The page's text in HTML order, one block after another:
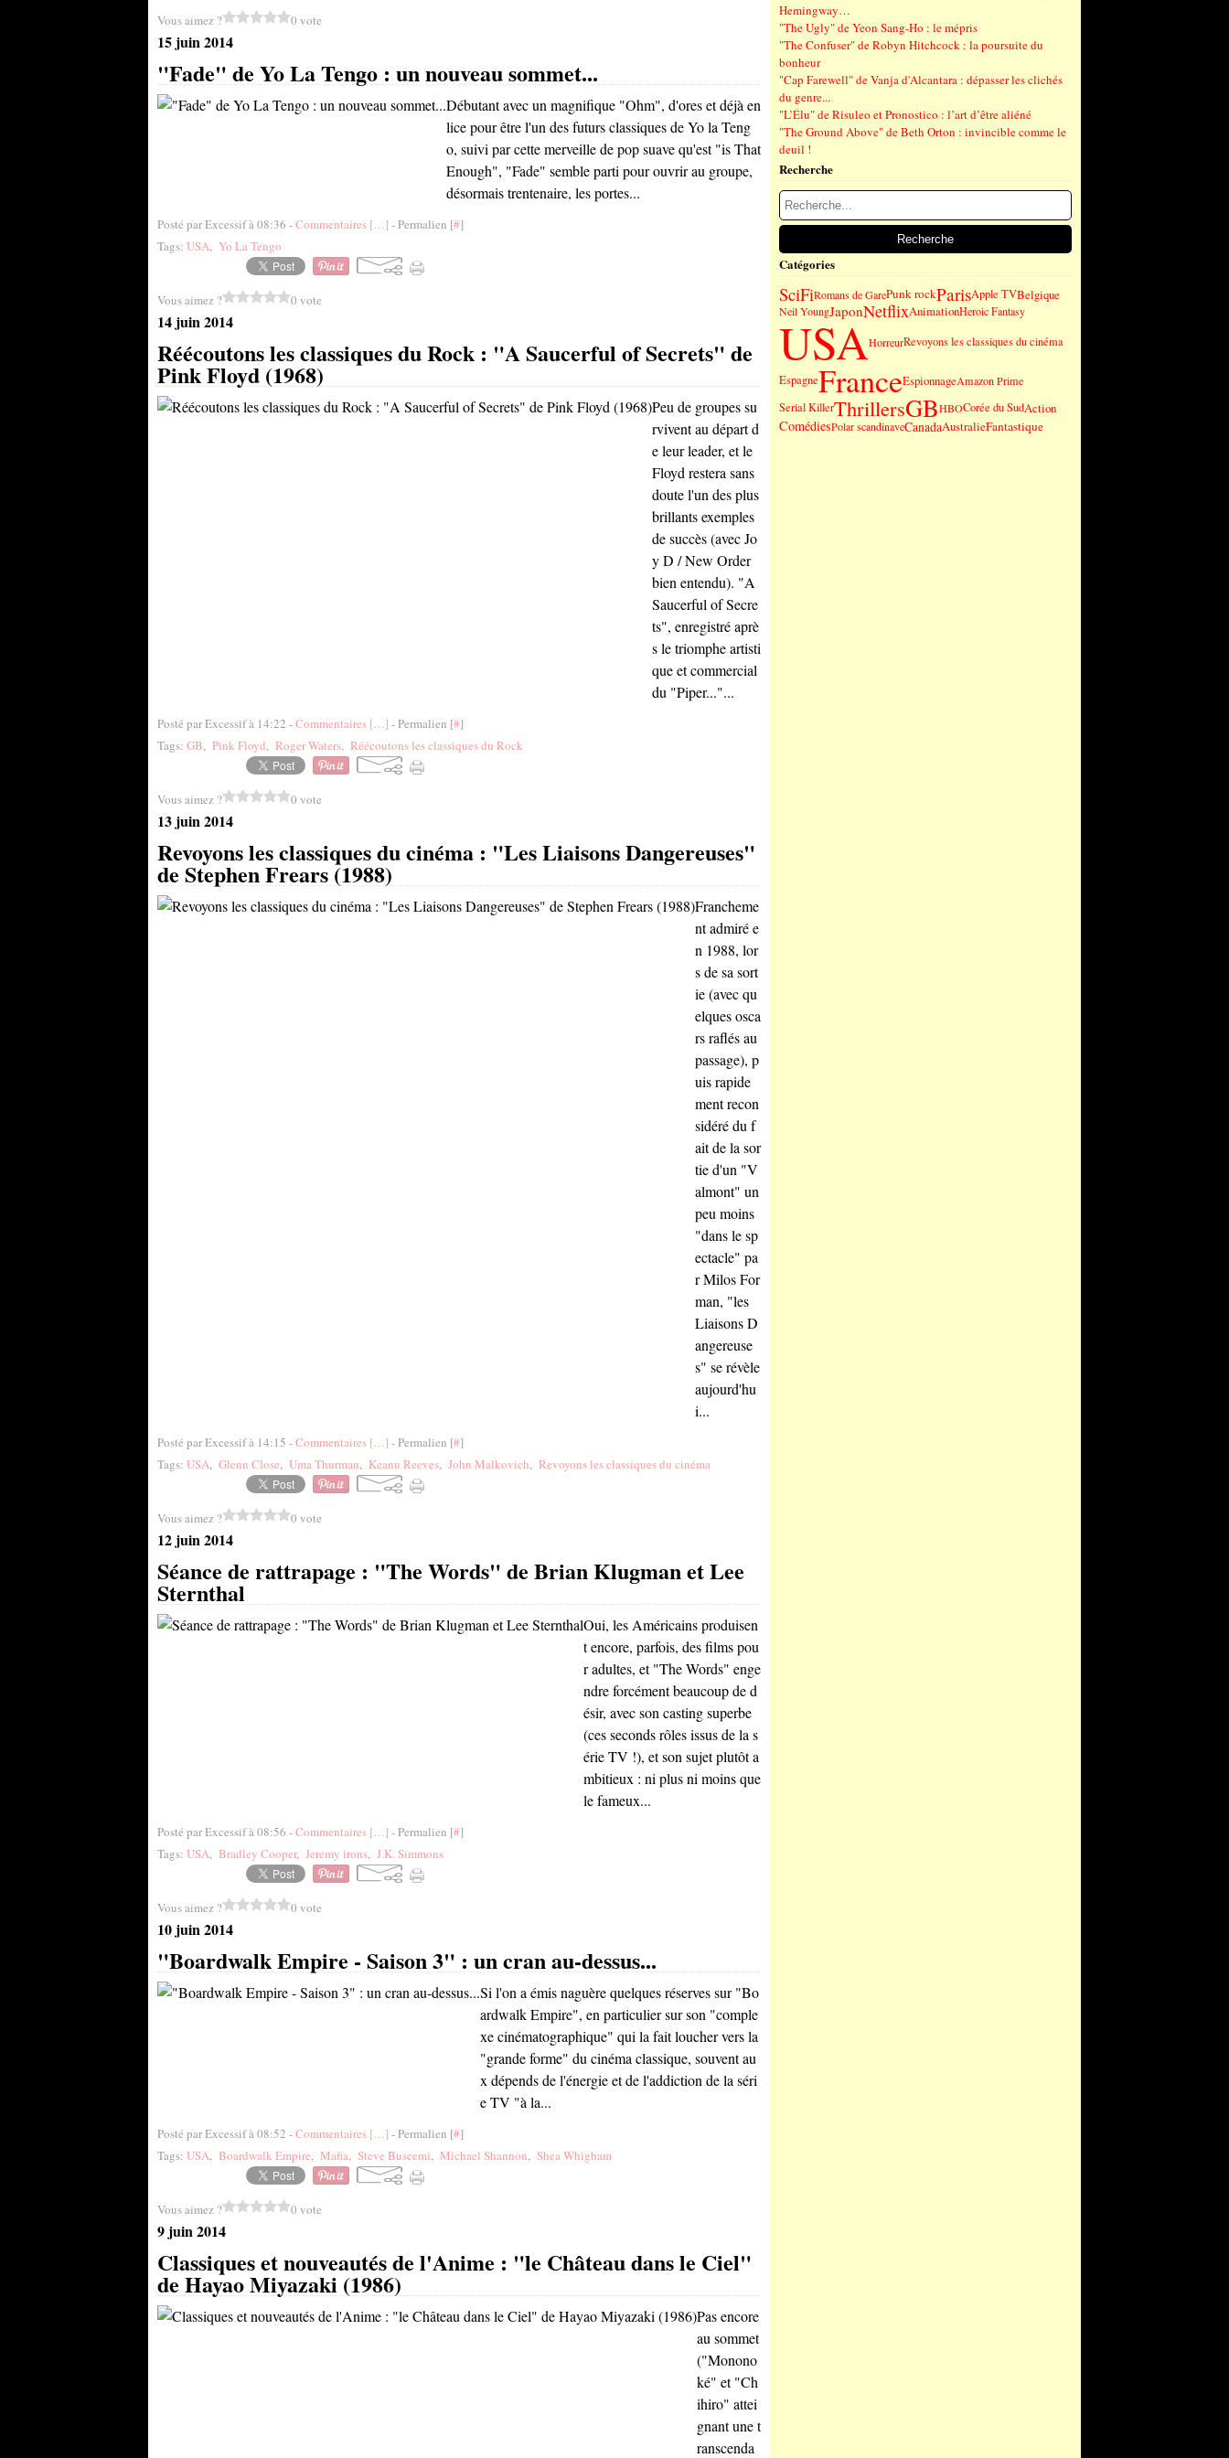
Vous aimez ? 0 vote
15 juin 2014
"Fade" de Yo La Tengo : un nouveau sommet...
Débutant avec un magnifique "Ohm", d'ores et déjà en
lice pour être l'un des futurs classiques de Yo la Teng
o, suivi par cette merveille de pop suave qu'est "is That
Enough", "Fade" semble parti pour ouvrir au groupe,
désormais trentenaire, les portes...
Posté par Excessif à 08:36 -Commentaires […] - Permalien [#]
Tags: USA, Yo La Tengo
Vous aimez ? 0 vote
14 juin 2014
Réécoutons les classiques du Rock : "A Saucerful of Secrets" de
Pink Floyd (1968)
Peu de groupes su
rvivent au départ d
e leur leader, et le
Floyd restera sans
doute l'un des plus
brillants exemples
de succès (avec Jo
y D / New Order
bien entendu). "A
Saucerful of Secre
ts", enregistré aprè
s le triomphe artisti
que et commercial
du "Piper..."...
Posté par Excessif à 14:22 -Commentaires […] - Permalien [#]
Tags: GB, Pink Floyd, Roger Waters, Réécoutons les classiques du Rock
Vous aimez ? 0 vote
13 juin 2014
Revoyons les classiques du cinéma : "Les Liaisons Dangereuses"
de Stephen Frears (1988)
Francheme
nt admiré e
n 1988, lor
s de sa sort
ie (avec qu
elques osca
rs raflés au
passage), p
uis rapide
ment recon
sidéré du f
ait de la sor
tie d'un "V
almont" un
peu moins
"dans le sp
ectacle" pa
r Milos For
man, "les
Liaisons D
angereuse
s" se révèle
aujourd'hu
i...
Posté par Excessif à 14:15 -Commentaires […] - Permalien [#]
Tags: USA, Glenn Close, Uma Thurman, Keanu Reeves, John Malkovich, Revoyons les classiques du cinéma
Vous aimez ? 0 vote
12 juin 2014
Séance de rattrapage : "The Words" de Brian Klugman et Lee
Sternthal
Oui, les Américains produisen
t encore, parfois, des films pou
r adultes, et "The Words" enge
ndre forcément beaucoup de d
ésir, avec son casting superbe
(ces seconds rôles issus de la s
érie TV !), et son sujet plutôt a
mbitieux : ni plus ni moins que
le fameux...
Posté par Excessif à 08:56 -Commentaires […] - Permalien [#]
Tags: USA, Bradley Cooper, Jeremy irons, J.K. Simmons
Vous aimez ? 0 vote
10 juin 2014
"Boardwalk Empire - Saison 3" : un cran au-dessus...
Si l'on a émis naguère quelques réserves sur "Bo
ardwalk Empire", en particulier sur son "comple
xe cinématographique" qui la fait loucher vers la
"grande forme" du cinéma classique, souvent au
x dépends de l'énergie et de l'addiction de la séri
e TV "à la...
Posté par Excessif à 08:52 -Commentaires […] - Permalien [#]
Tags: USA, Boardwalk Empire, Mafia, Steve Buscemi, Michael Shannon, Shea Whigham
Vous aimez ? 0 vote
9 juin 2014
Classiques et nouveautés de l'Anime : "le Château dans le Ciel"
de Hayao Miyazaki (1986)
Pas encore
au sommet
("Monono
ké" et "Ch
ihiro" attei
gnant une t
ranscenda
Hemingway…
"The Ugly" de Yeon Sang-Ho : le mépris
"The Confuser" de Robyn Hitchcock : la poursuite du
bonheur
"Cap Farewell" de Vanja d'Alcantara : dépasser les clichés
du genre...
"L’Élu" de Risuleo et Pronostico : l’art d’être aliéné
"The Ground Above" de Beth Orton : invincible comme le
deuil !
Recherche
Catégories
SciFiRomans de GarePunk rockParisApple TVBelgique
Neil YoungJaponNetflixAnimationHeroic Fantasy
USAHorreurRevoyons les classiques du cinéma
EspagneFranceEspionnageAmazon Prime
Serial KillerThrillersGBHBOCorée du SudAction
ComédiesPolar scandinaveCanadaAustralieFantastique